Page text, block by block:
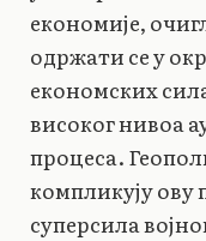
економије,
одржати се у
економских
високог нивоа
процеса.
компликују ову
суперсила